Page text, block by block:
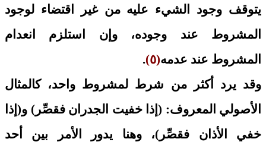
يتوقف وجود الشيء عليه من غير اقتضاء لوجود
المشروط عند وجوده، وإن استلزم انعدام
المشروط عند عدمه(٥)
.
وقد يرد أكثر من شرط لمشروط واحد، كالمثال
الأصولي المعروف: (إذا خفيت الجدران فقصِّر) و(إذا
خفي الأذان فقصِّر)، وهنا يدور الأمر بين أحد